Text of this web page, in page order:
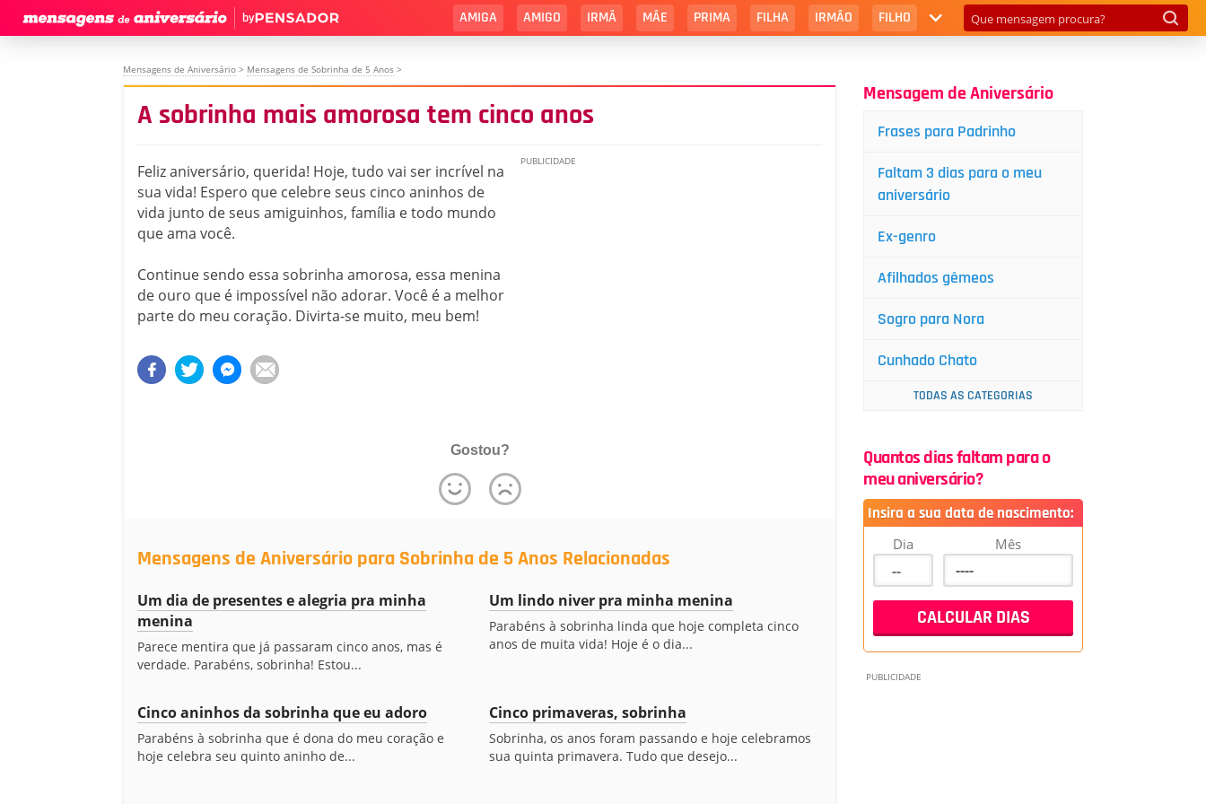
by AMIGA AMIGO IRMÃ MÃE PRIMA FILHA IRMÃO FILHO
Mensagens de Aniversário > Mensagens de Sobrinha de 5 Anos >
A sobrinha mais amorosa tem cinco anos
Feliz aniversário, querida! Hoje, tudo vai ser incrível na
sua vida! Espero que celebre seus cinco aninhos de
vida junto de seus amiguinhos, família e todo mundo
que ama você.
Continue sendo essa sobrinha amorosa, essa menina
de ouro que é impossível não adorar. Você é a melhor
parte do meu coração. Divirta-se muito, meu bem!
Gostou?
Mensagens de Aniversário para Sobrinha de 5 Anos Relacionadas
Um dia de presentes e alegria pra minha
menina
Parece mentira que já passaram cinco anos, mas é
verdade. Parabéns, sobrinha! Estou...
Um lindo niver pra minha menina
Parabéns à sobrinha linda que hoje completa cinco
anos de muita vida! Hoje é o dia...
Cinco aninhos da sobrinha que eu adoro
Parabéns à sobrinha que é dona do meu coração e
hoje celebra seu quinto aninho de...
Cinco primaveras, sobrinha
Sobrinha, os anos foram passando e hoje celebramos
sua quinta primavera. Tudo que desejo...
Mensagem de Aniversário
Frases para Padrinho
Faltam 3 dias para o meu
aniversário
Ex-genro
Afilhados gêmeos
Sogro para Nora
Cunhado Chato
TODAS AS CATEGORIAS
Quantos dias faltam para o
meu aniversário?
Insira a sua data de nascimento:
Dia Mês